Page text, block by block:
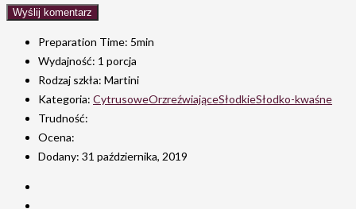
Preparation Time: 5min
Wydajność: 1 porcja
Rodzaj szkła: Martini
Kategoria: CytrusoweOrzreźwiająceSłodkieSłodko-kwaśne
Trudność:
Ocena:
Dodany: 31 października, 2019